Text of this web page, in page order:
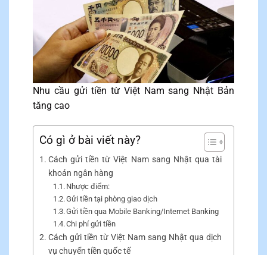
Nhu cầu gửi tiền từ Việt Nam sang Nhật Bản
tăng cao
Có gì ở bài viết này?
Cách gửi tiền từ Việt Nam sang Nhật qua tài
khoản ngân hàng
Nhược điểm:
Gửi tiền tại phòng giao dịch
Gửi tiền qua Mobile Banking/Internet Banking
Chi phí gửi tiền
Cách gửi tiền từ Việt Nam sang Nhật qua dịch
vụ chuyển tiền quốc tế